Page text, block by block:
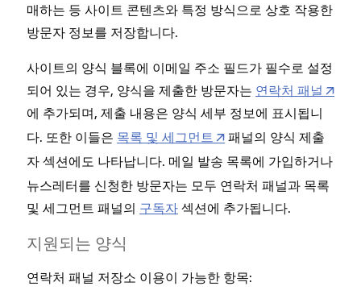
매하는 등 사이트 콘텐츠와 특정 방식으로 상호 작용한
방문자 정보를 저장합니다.
사이트의 양식 블록에 이메일 주소 필드가 필수로 설정
되어 있는 경우, 양식을 제출한 방문자는 연락처 패널
에 추가되며, 제출 내용은 양식 세부 정보에 표시됩니
다. 또한 이들은 목록 및 세그먼트 패널의 양식 제출
자 섹션에도 나타납니다. 메일 발송 목록에 가입하거나
뉴스레터를 신청한 방문자는 모두 연락처 패널과 목록
및 세그먼트 패널의 구독자 섹션에 추가됩니다.
지원되는 양식
연락처 패널 저장소 이용이 가능한 항목: